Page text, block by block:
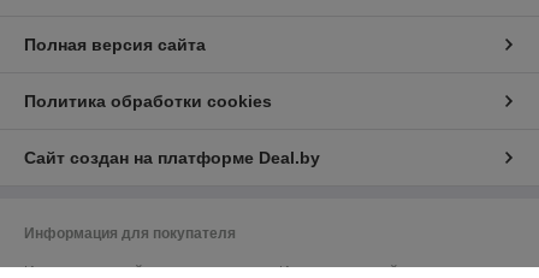
Полная версия сайта
Политика обработки cookies
Сайт создан на платформе Deal.by
Информация для покупателя
Индивидуальный предприниматель:Индивидуальный